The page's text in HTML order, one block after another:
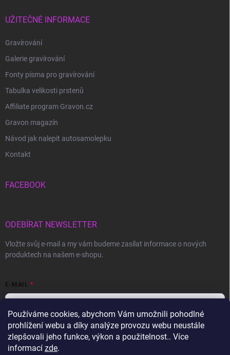
Používáme cookies, abychom Vám umožnili pohodlné
prohlížení webu a díky analýze provozu webu neustále
zlepšovali jeho funkce, výkon a použitelnost.. Více
informací zde.
UŽITEČNÉ INFORMACE
Gravírování
Galerie gravírování
Fonty písma pro gravírování
Tabulka velikosti prstenů
Affiliate program Gravon.cz
Gravon magazín
Návod jak nalepit autosamolepku
Kontakt
FACEBOOK
ODEBÍRAT NEWSLETTER
Vložte svůj e-mail a my vám budeme zasílat informace o nových
produktech na našem e-shopu.
E-MAIL
Vložením e-mailu souhlasíte spodmínkami ochrany osobních údajů
Přihlásit se